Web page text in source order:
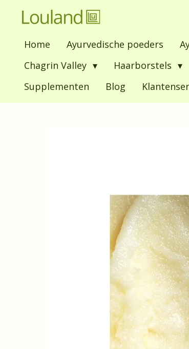
Home Ayurvedische poeders
Chagrin Valley
Haarborstels
Supplementen
Blog